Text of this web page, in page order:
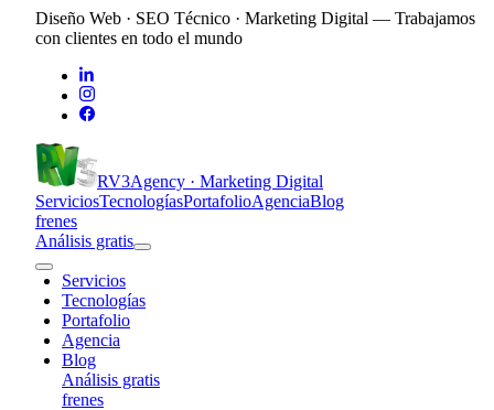
Diseño Web · SEO Técnico · Marketing Digital — Trabajamos
con clientes en todo el mundo
RV3Agency · Marketing Digital
ServiciosTecnologíasPortafolioAgenciaBlog
frenes
Análisis gratis
Servicios
Tecnologías
Portafolio
Agencia
Blog
Análisis gratis
frenes